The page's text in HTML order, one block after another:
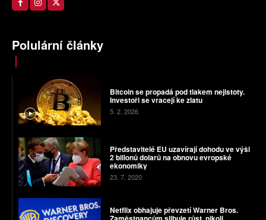
Polulární články
Bitcoin se propadá pod tlakem nejistoty.
Investoři se vracejí ke zlatu
5. 2. 2026
Představitelé EU uzavírají dohodu ve výši
2 bilionů dolarů na obnovu evropské
ekonomiky
23. 7. 2020
Netflix obhajuje převzetí Warner Bros.